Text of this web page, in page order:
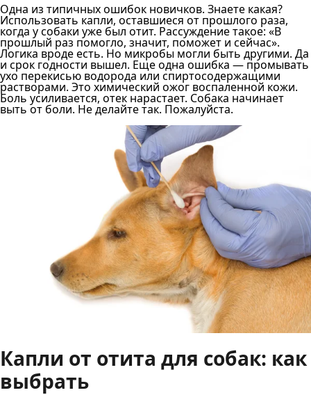
Одна из типичных ошибок новичков. Знаете какая?
Использовать капли, оставшиеся от прошлого раза,
когда у собаки уже был отит. Рассуждение такое: «В
прошлый раз помогло, значит, поможет и сейчас».
Логика вроде есть. Но микробы могли быть другими. Да
и срок годности вышел. Еще одна ошибка — промывать
ухо перекисью водорода или спиртосодержащими
растворами. Это химический ожог воспаленной кожи.
Боль усиливается, отек нарастает. Собака начинает
выть от боли. Не делайте так. Пожалуйста.
Капли от отита для собак: как
выбрать